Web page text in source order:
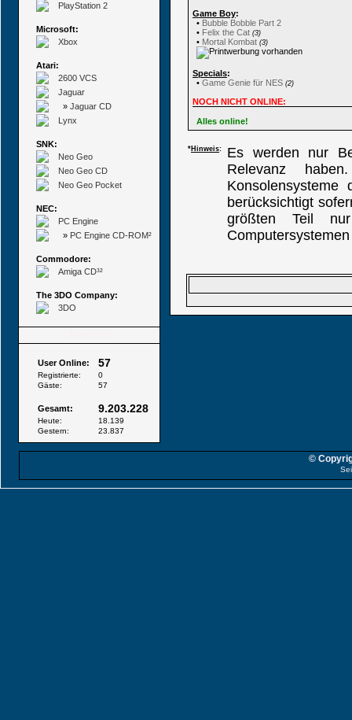
PlayStation 2
Microsoft:
Xbox
Atari:
2600 VCS
Jaguar
» Jaguar CD
Lynx
SNK:
Neo Geo
Neo Geo CD
Neo Geo Pocket
NEC:
PC Engine
» PC Engine CD-ROM²
Commodore:
Amiga CD³²
The 3DO Company:
3DO
User Online: 57
Registrierte:
0
Gäste:
57
Gesamt: 9.203.228
Heute:
18.139
Gestern:
23.837
Game Boy:
• Bubble Bobble Part 2
• Felix the Cat (3)
• Mortal Kombat (3)
Specials:
• Game Genie für NES (2)
NOCH NICHT ONLINE:
Alles online!
* Hinweis:
Es werden nur
Relevanz
berücksichtigt
größten Teil
©